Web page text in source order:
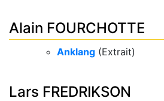
Alain FOURCHOTTE
Anklang (Extrait)
Lars FREDRIKSON